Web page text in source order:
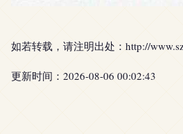
如若转载，请注明出处：http://
更新时间：2026-08-06 00:02:43